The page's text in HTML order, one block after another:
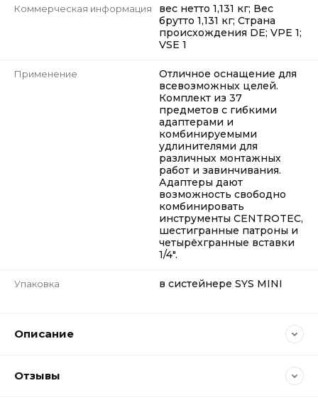
Коммерческая информация
вес нетто 1,131 кг; Вес
брутто 1,131 кг; Страна
происхождения DE; VPE 1;
VSE 1
Применение
Отличное оснащение для
всевозможных целей.
Комплект из 37
предметов с гибкими
адаптерами и
комбинируемыми
удлинителями для
различных монтажных
работ и завинчивания.
Адаптеры дают
возможность свободно
комбинировать
инструменты CENTROTEC,
шестигранные патроны и
четырёхгранные вставки
1/4".
Упаковка в систейнере SYS MINI
Описание
Отзывы